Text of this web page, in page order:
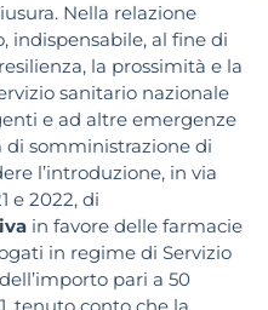
Nella relazione
indispensabile, al fine di
la prossimità e la
sanitario nazionale
e ad altre emergenze
di somministrazione di
l’introduzione, in via
e 2022, di
in favore delle farmacie
in regime di Servizio
pari a 50